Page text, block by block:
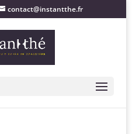
contact@instantthe.fr